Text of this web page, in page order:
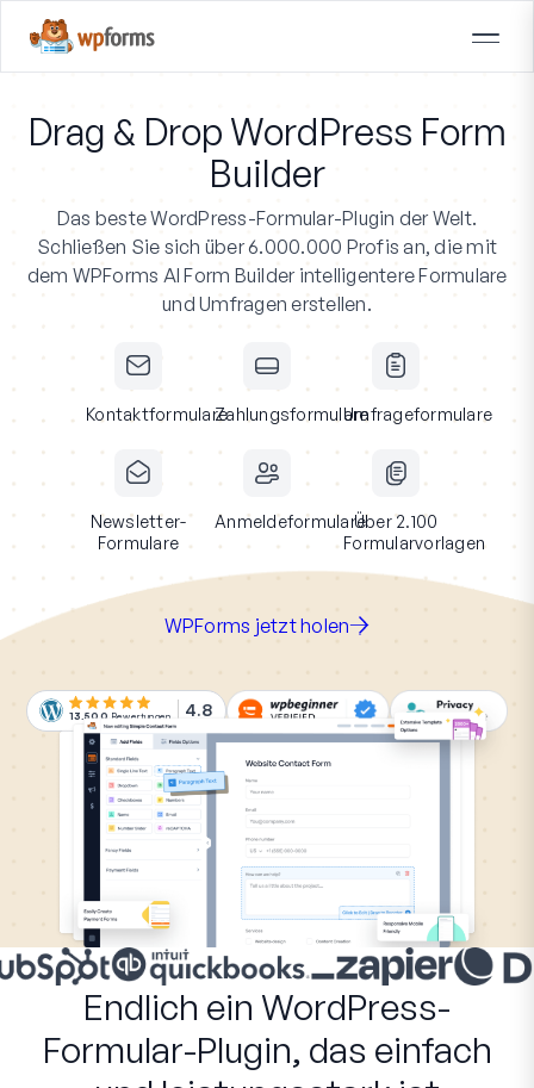
Drag & Drop WordPress Form
Builder
Das beste WordPress-Formular-Plugin der Welt.
Schließen Sie sich über 6.000.000 Profis an, die mit
dem WPForms AI Form Builder intelligentere Formulare
und Umfragen erstellen.
KontaktformulareZahlungsformulareUmfrageformulare
Newsletter-
Formulare
AnmeldeformulareÜber 2.100
Formularvorlagen
WPForms jetzt holen
13.500 Bewertungen 4.8
Endlich ein WordPress-
Formular-Plugin, das einfach